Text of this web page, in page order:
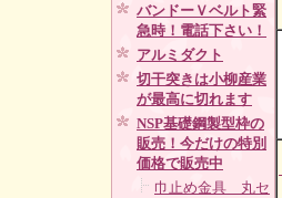
バンドーＶベルト緊
急時！電話下さい！
アルミダクト
切干突きは小柳産業
が最高に切れます
NSP基礎鋼製型枠の
販売！今だけの特別
価格で販売中
巾止め金具 丸セ